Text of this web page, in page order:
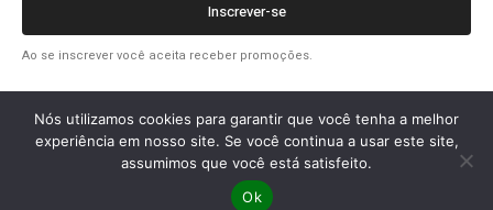
Inscrever-se
Ao se inscrever você aceita receber promoções.
2026 OlharTecDigital © Todos os direitos reservados.
Nós utilizamos cookies para garantir que você tenha a melhor
experiência em nosso site. Se você continua a usar este site,
assumimos que você está satisfeito.
Ok